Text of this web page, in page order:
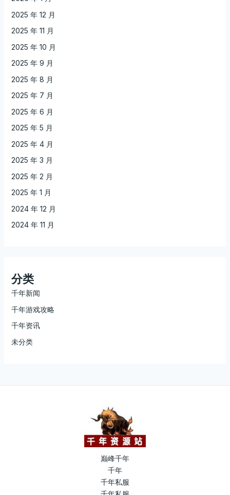
2025 年 12 月
2025 年 11 月
2025 年 10 月
2025 年 9 月
2025 年 8 月
2025 年 7 月
2025 年 6 月
2025 年 5 月
2025 年 4 月
2025 年 3 月
2025 年 2 月
2025 年 1 月
2024 年 12 月
2024 年 11 月
分类
千年新闻
千年游戏攻略
千年资讯
未分类
巅峰千年
千年
千年私服